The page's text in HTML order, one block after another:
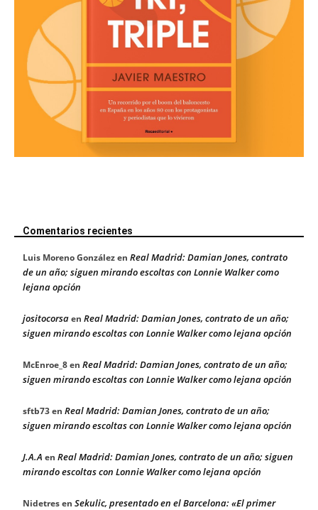
Comentarios recientes
Luis Moreno Gonzálezen Real Madrid: Damian Jones, contrato
de un año; siguen mirando escoltas con Lonnie Walker como
lejana opción
jositocorsaen Real Madrid: Damian Jones, contrato de un año;
siguen mirando escoltas con Lonnie Walker como lejana opción
McEnroe_8en Real Madrid: Damian Jones, contrato de un año;
siguen mirando escoltas con Lonnie Walker como lejana opción
sftb73en Real Madrid: Damian Jones, contrato de un año;
siguen mirando escoltas con Lonnie Walker como lejana opción
J.A.A en Real Madrid: Damian Jones, contrato de un año; siguen
mirando escoltas con Lonnie Walker como lejana opción
Nidetresen Sekulic, presentado en el Barcelona: «El primer